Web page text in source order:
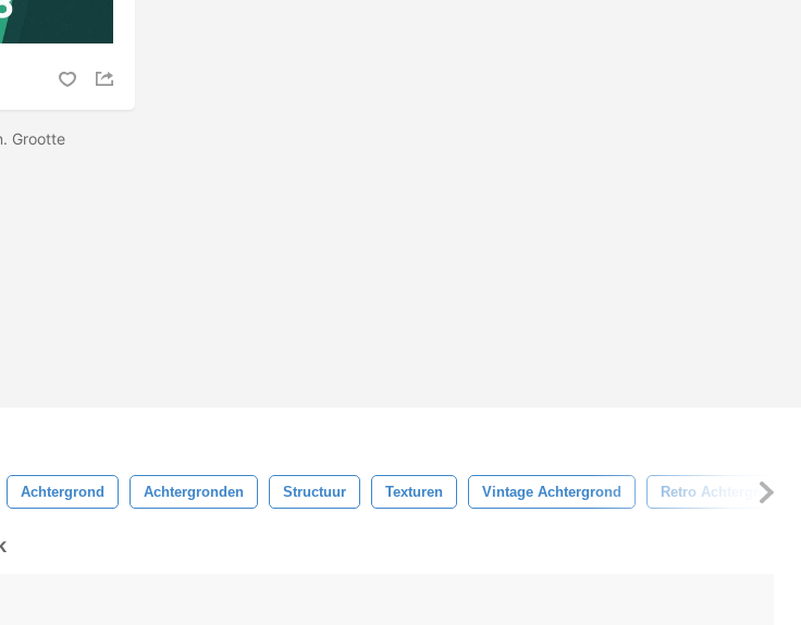
Grootte
Achtergrond Achtergronden Structuur Texturen Vintage Achtergrond Retro Achtergrond